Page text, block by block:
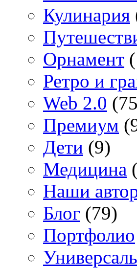
Кулинария
Орнамент
Ретро и
Web 2.0
Премиум
Дети (9)
Медицина
Наши
Блог (79)
Портфолио